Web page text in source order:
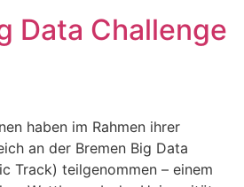
Data Challenge
haben im Rahmen ihrer
an der Bremen Big Data
Track) teilgenommen – einem